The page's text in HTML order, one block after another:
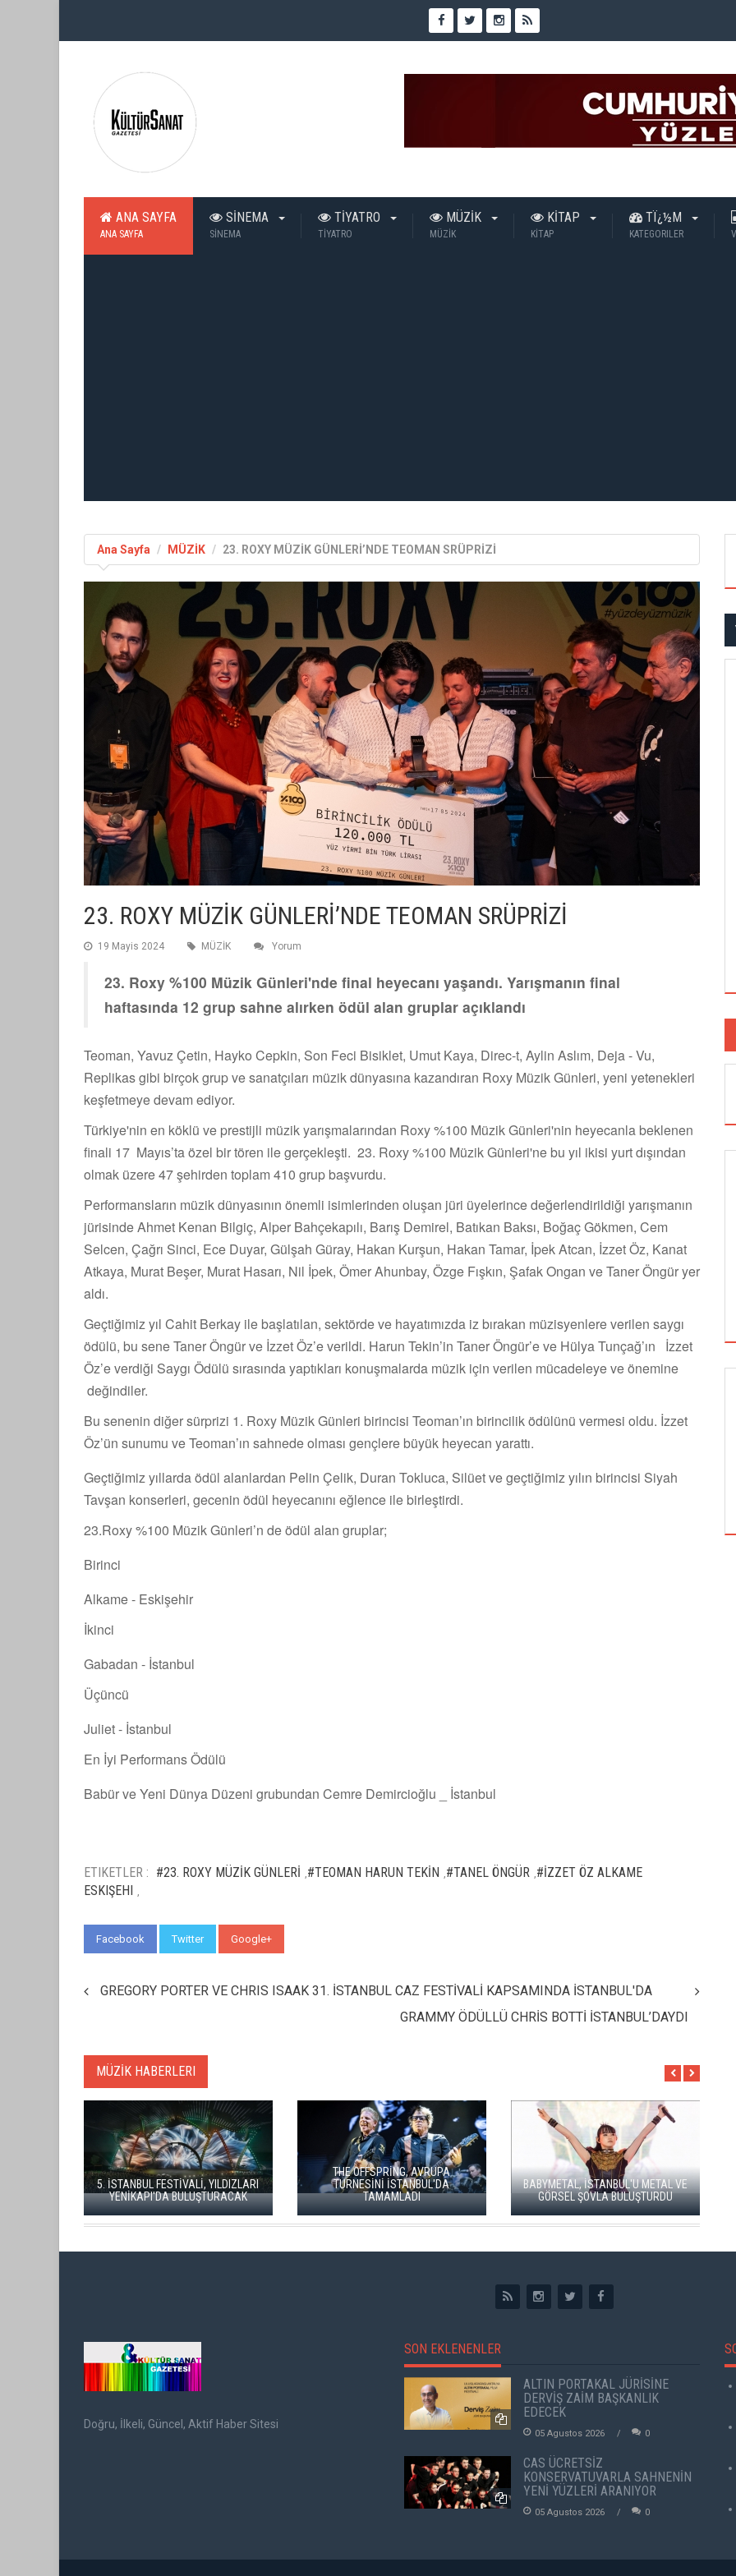
ANA SAYFA
ANA SAYFA
SİNEMA
SİNEMA
TİYATRO
TİYATRO
MÜZİK
MÜZİK
KİTAP
KİTAP
TÏ¿½M
KATEGORILER
Ana Sayfa MÜZİK 23. ROXY MÜZİK GÜNLERİ’NDE TEOMAN SRÜPRİZİ
23. ROXY MÜZİK GÜNLERİ’NDE TEOMAN SRÜPRİZİ
19 Mayis 2024 MÜZİK Yorum
23. Roxy %100 Müzik Günleri'nde final heyecanı yaşandı. Yarışmanın final
haftasında 12 grup sahne alırken ödül alan gruplar açıklandı
Teoman, Yavuz Çetin, Hayko Cepkin, Son Feci Bisiklet, Umut Kaya, Direc-t, Aylin Aslım, Deja - Vu,
Replikas gibi birçok grup ve sanatçıları müzik dünyasına kazandıran Roxy Müzik Günleri, yeni yetenekleri
keşfetmeye devam ediyor.
Türkiye'nin en köklü ve prestijli müzik yarışmalarından Roxy %100 Müzik Günleri'nin heyecanla beklenen
finali 17 Mayıs’ta özel bir tören ile gerçekleşti. 23. Roxy %100 Müzik Günleri'ne bu yıl ikisi yurt dışından
olmak üzere 47 şehirden toplam 410 grup başvurdu.
Performansların müzik dünyasının önemli isimlerinden oluşan jüri üyelerince değerlendirildiği yarışmanın
jürisinde Ahmet Kenan Bilgiç, Alper Bahçekapılı, Barış Demirel, Batıkan Baksı, Boğaç Gökmen, Cem
Selcen, Çağrı Sinci, Ece Duyar, Gülşah Güray, Hakan Kurşun, Hakan Tamar, İpek Atcan, İzzet Öz, Kanat
Atkaya, Murat Beşer, Murat Hasarı, Nil İpek, Ömer Ahunbay, Özge Fışkın, Şafak Ongan ve Taner Öngür yer
aldı.
Geçtiğimiz yıl Cahit Berkay ile başlatılan, sektörde ve hayatımızda iz bırakan müzisyenlere verilen saygı
ödülü, bu sene Taner Öngür ve İzzet Öz’e verildi. Harun Tekin’in Taner Öngür’e ve Hülya Tunçağ’ın İzzet
Öz’e verdiği Saygı Ödülü sırasında yaptıkları konuşmalarda müzik için verilen mücadeleye ve önemine
değindiler.
Bu senenin diğer sürprizi 1. Roxy Müzik Günleri birincisi Teoman’ın birincilik ödülünü vermesi oldu. İzzet
Öz’ün sunumu ve Teoman’ın sahnede olması gençlere büyük heyecan yarattı.
Geçtiğimiz yıllarda ödül alanlardan Pelin Çelik, Duran Tokluca, Silüet ve geçtiğimiz yılın birincisi Siyah
Tavşan konserleri, gecenin ödül heyecanını eğlence ile birleştirdi.
23.Roxy %100 Müzik Günleri’n de ödül alan gruplar;
Birinci
Alkame - Eskişehir
İkinci
Gabadan - İstanbul
Üçüncü
Juliet - İstanbul
En İyi Performans Ödülü
Babür ve Yeni Dünya Düzeni grubundan Cemre Demircioğlu _ İstanbul
ETIKETLER : #23. ROXY MÜZİK GÜNLERİ #TEOMAN HARUN TEKİN #TANEL ÖNGÜR #İZZET ÖZ ALKAME
ESKIŞEHI
Facebook Twitter Google+
GREGORY PORTER VE CHRIS ISAAK 31. İSTANBUL CAZ FESTİVALİ KAPSAMINDA İSTANBUL'DA
GRAMMY ÖDÜLLÜ CHRİS BOTTİ İSTANBUL’DAYDI
MÜZİK HABERLERI
İSTANBUL'U METAL VE
GÖRSEL ŞOVLA BULUŞTURDU
İSTANBUL MÜZİK FESTİVALİ'NDE
TURGAY ERDENER'DEN "KÖROĞLU"
ÇAĞRISI
MODERN METALİN ÖNCÜSÜ
TRİVİUM İSTANBUL'A GELİYOR
SOUND OF EUROPE
YILINDA İSTANBUL,
İZMİR'DE
TUZBİBER, EDİNBURGH FRİNGE'DEKİ İLK
GÖSTERİSİNİ DENİZ GÖKTAŞ'LA YAPACAK
Doğru, İlkeli, Güncel, Aktif Haber Sitesi
SON EKLENENLER
ALTIN PORTAKAL JÜRİSİNE
DERVİŞ ZAİM BAŞKANLIK
EDECEK
05 Agustos 2026 0
CAS ÜCRETSİZ
KONSERVATUVARLA SAHNENİN
YENİ YÜZLERİ ARANIYOR
05 Agustos 2026 0